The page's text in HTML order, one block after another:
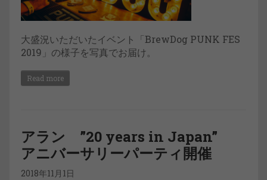
大盛況いただいたイベント「BrewDog PUNK FES
2019」の様子を写真でお届け。
Read more
アラン ”20 years in Japan”
アニバーサリーパーティ開催
2018年11月1日